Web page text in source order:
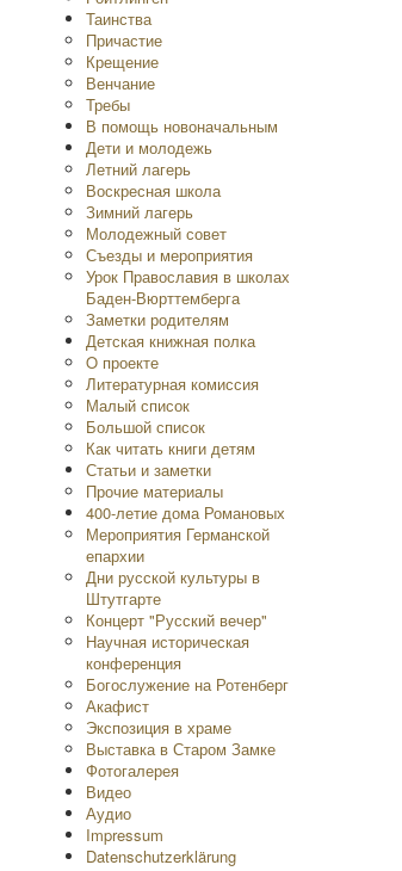
Таинства
Причастие
Крещение
Венчание
Требы
В помощь новоначальным
Дети и молодежь
Летний лагерь
Воскресная школа
Зимний лагерь
Молодежный совет
Съезды и мероприятия
Урок Православия в школах
Баден-Вюрттемберга
Заметки родителям
Детская книжная полка
O проекте
Литературная комиссия
Малый список
Большой список
Как читать книги детям
Статьи и заметки
Прочие материалы
400-летие дома Романовых
Мероприятия Германской
епархии
Дни русской культуры в
Штутгарте
Концерт "Русский вечер"
Научная историческая
конференция
Богослужение на Ротенберг
Акафист
Экспозиция в храме
Выставка в Старом Замке
Фотогалерея
Видео
Аудио
Impressum
Datenschutzerklärung